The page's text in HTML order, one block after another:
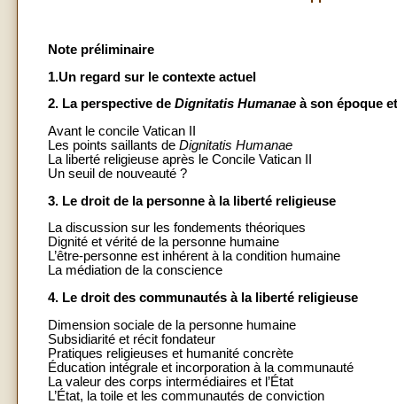
Note préliminaire
1.Un regard sur le contexte actuel
2. La perspective de Dignitatis Humanae à son époque
Avant le concile Vatican II
Les points saillants de Dignitatis Humanae
La liberté religieuse après le Concile Vatican II
Un seuil de nouveauté ?
3. Le droit de la personne à la liberté religieuse
La discussion sur les fondements théoriques
Dignité et vérité de la personne humaine
L’être-personne est inhérent à la condition humaine
La médiation de la conscience
4. Le droit des communautés à la liberté religieuse
Dimension sociale de la personne humaine
Subsidiarité et récit fondateur
Pratiques religieuses et humanité concrète
Éducation intégrale et incorporation à la communauté
La valeur des corps intermédiaires et l’État
L’État, la toile et les communautés de conviction